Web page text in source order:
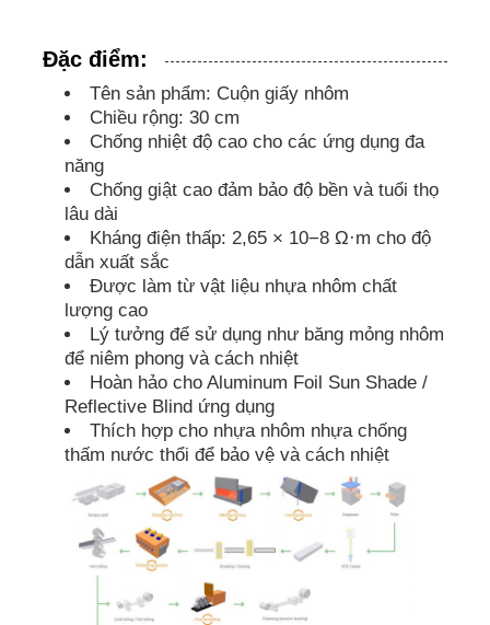
Đặc điểm:
Tên sản phẩm: Cuộn giấy nhôm
Chiều rộng: 30 cm
Chống nhiệt độ cao cho các ứng dụng đa
năng
Chống giật cao đảm bảo độ bền và tuổi thọ
lâu dài
Kháng điện thấp: 2,65 × 10−8 Ω·m cho độ
dẫn xuất sắc
Được làm từ vật liệu nhựa nhôm chất
lượng cao
Lý tưởng để sử dụng như băng mỏng nhôm
để niêm phong và cách nhiệt
Hoàn hảo cho Aluminum Foil Sun Shade /
Reflective Blind ứng dụng
Thích hợp cho nhựa nhôm nhựa chống
thấm nước thổi để bảo vệ và cách nhiệt